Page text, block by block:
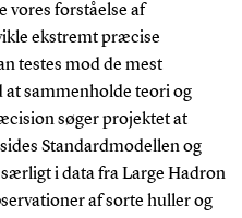
vores forståelse af
ekstremt præcise
testes mod de mest
at sammenholde teori og
søger projektet at
Standardmodellen og
i data fra Large Hadron
af sorte huller og